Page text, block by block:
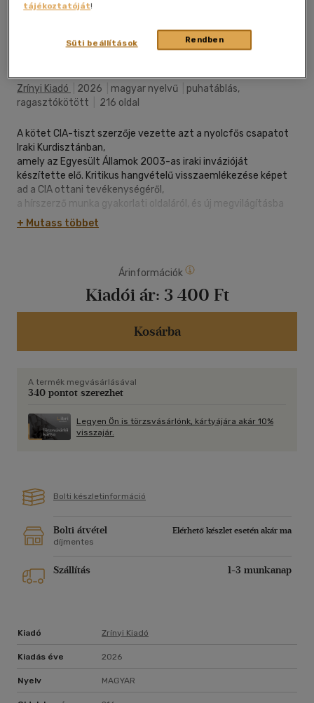
Kívánságlistához adom
Zrínyi Kiadó 2026 magyar nyelvű
puhatáblás,
ragasztókötött
216 oldal
A kötet CIA-tiszt szerzője vezette azt a nyolcfős csapatot
Iraki Kurdisztánban,
amely az Egyesült Államok 2003-as iraki invázióját
készítette elő. Kritikus hangvételű visszaemlékezése képet
ad a CIA ottani tevékenységéről,
a hírszerző munka gyakorlati oldaláról, és új megvilágításba
helyezi az amerikai hírszerzés információit Szaddám
feltételezett tömegpusztítófegyver-programjáról. Bár a
+ Mutass többet
Árinformációk
Kiadói ár: 3 400 Ft
Kosárba
A termék megvásárlásával
340 pontot szerezhet
Legyen Ön is törzsvásárlónk, kártyájára akár 10%
visszajár.
Bolti készletinformáció
Bolti átvétel
Elérhető készlet esetén akár ma
díjmentes
Szállítás 1-3 munkanap
Kiadó Zrínyi Kiadó
Kiadás éve 2026
Nyelv MAGYAR
tájékoztatóját!
Rendben
Süti beállítások